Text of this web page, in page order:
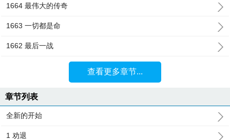
1664 最伟大的传奇
1663 一切都是命
1662 最后一战
查看更多章节...
章节列表
全新的开始
1 劝退